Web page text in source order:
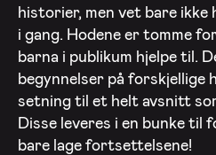
historier, men vet bare ikke
i gang. Hodene er tomme
barna i publikum hjelpe til.
begynnelser på forskjellige
setning til et helt avsnitt
Disse leveres i en bunke til
bare lage fortsettelsene!